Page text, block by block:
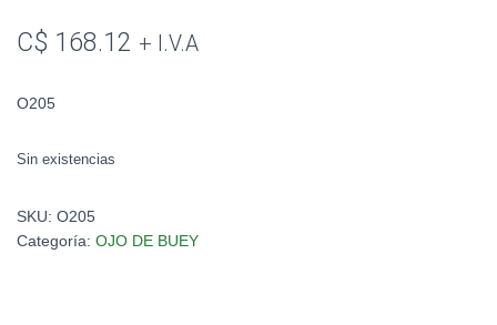
C$ 168.12 + I.V.A
O205
Sin existencias
SKU: O205
Categoría: OJO DE BUEY